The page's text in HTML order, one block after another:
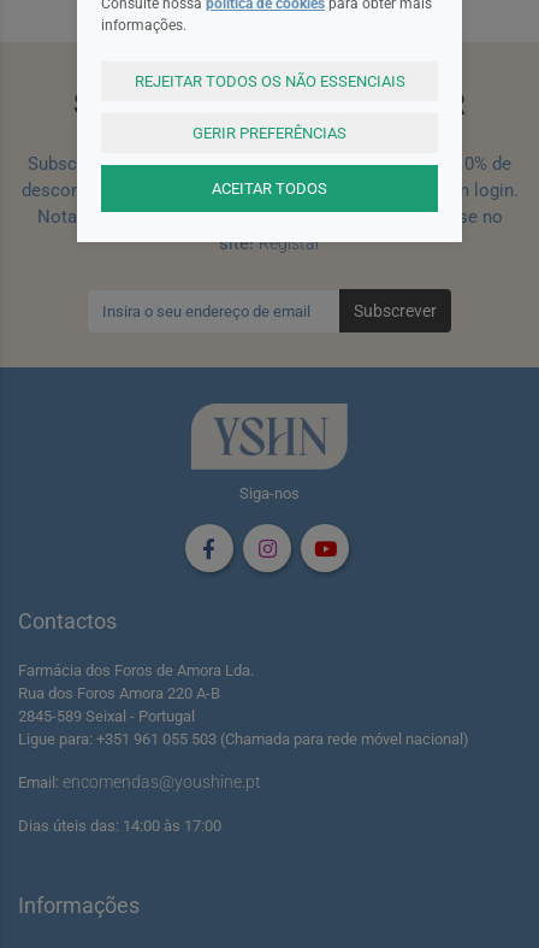
SUBSCREVA A NEWSLETTER
Subscreva a nossa newsletter e receba um cupão de 10% de
desconto para a sua próxima encomenda efetuada com login.
Nota: Para receber o cupão deverá primeiro registar-se no
site!Registar
Subscrever
Siga-nos
Contactos
Farmácia dos Foros de Amora Lda.
Rua dos Foros Amora 220 A-B
2845-589 Seixal - Portugal
Ligue para: +351 961 055 503 (Chamada para rede móvel nacional)
Email: encomendas@youshine.pt
Dias úteis das: 14:00 às 17:00
Informações
informações.
REJEITAR TODOS OS NÃO ESSENCIAIS
GERIR PREFERÊNCIAS
ACEITAR TODOS